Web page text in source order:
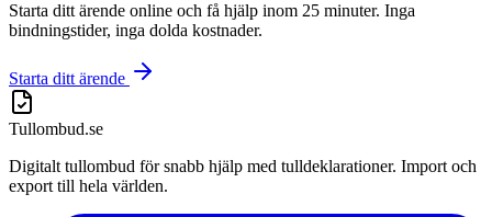
Starta ditt ärende online och få hjälp inom 25 minuter. Inga
bindningstider, inga dolda kostnader.
Starta ditt ärende
Tullombud.se
Digitalt tullombud för snabb hjälp med tulldeklarationer. Import och
export till hela världen.